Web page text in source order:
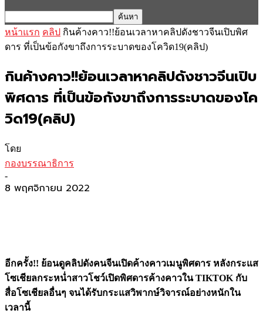
หน้าแรก คลิป กินค้างคาว!!ย้อนเวลาหาคลิปดังชาวจีนเปิบพิศ
ดาร ที่เป็นข้อกังขาถึงการระบาดของโควิด19(คลิป)
กินค้างคาว!!ย้อนเวลาหาคลิปดังชาวจีนเปิบ
พิศดาร ที่เป็นข้อกังขาถึงการระบาดของโค
วิด19(คลิป)
โดย
กองบรรณาธิการ
-
8 พฤศจิกายน 2022
อีกครั้ง!! ย้อนดูคลิปดังคนจีนเปิดค้างคาวเมนูพิศดาร หลังกระแส
โซเชียลกระหน่ำสาวโชว์เปิดพิศดารค้างคาวใน TIKTOK กับ
สื่อโซเชียลอื่นๆ จนได้รับกระแสวิพากษ์วิจารณ์อย่างหนักใน
เวลานี้